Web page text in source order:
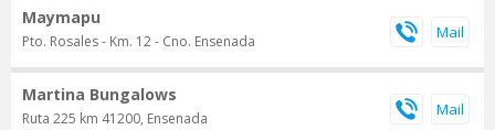
Maymapu
Pto. Rosales - Km. 12 - Cno. Ensenada
Martina Bungalows
Ruta 225 km 41200, Ensenada